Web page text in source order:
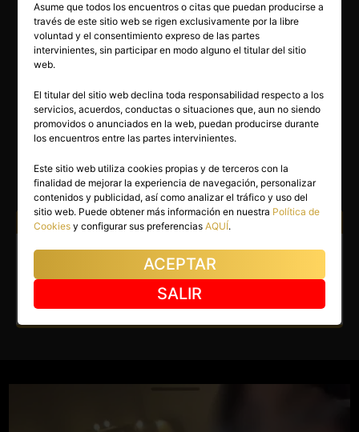
24 años
LALA
Bormujos(Sevilla)
(7)
Atiendo a: Hombres Parejas
Escort en Bormujos. Nueva
experiencia en Bormujos.
Asume que todos los encuentros o citas que puedan producirse a
través de este sitio web se rigen exclusivamente por la libre
voluntad y el consentimiento expreso de las partes
intervinientes, sin participar en modo alguno el titular del sitio
web.
El titular del sitio web declina toda responsabilidad respecto a los
servicios, acuerdos, conductas o situaciones que, aun no siendo
promovidos o anunciados en la web, puedan producirse durante
los encuentros entre las partes intervinientes.
Este sitio web utiliza cookies propias y de terceros con la
finalidad de mejorar la experiencia de navegación, personalizar
contenidos y publicidad, así como analizar el tráfico y uso del
sitio web. Puede obtener más información en nuestra Política de
Cookies y configurar sus preferenciasAQUÍ.
ACEPTAR
SALIR